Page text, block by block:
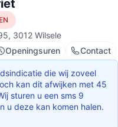
3012 Wilsele
Openingsuren Contact
die wij zoveel
kan dit afwijken met 45
sturen u een sms 9
u deze kan komen halen.